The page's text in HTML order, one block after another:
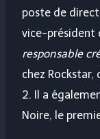
poste de
vice-président
responsable
chez Rockstar,
2. Il a
Noire, le